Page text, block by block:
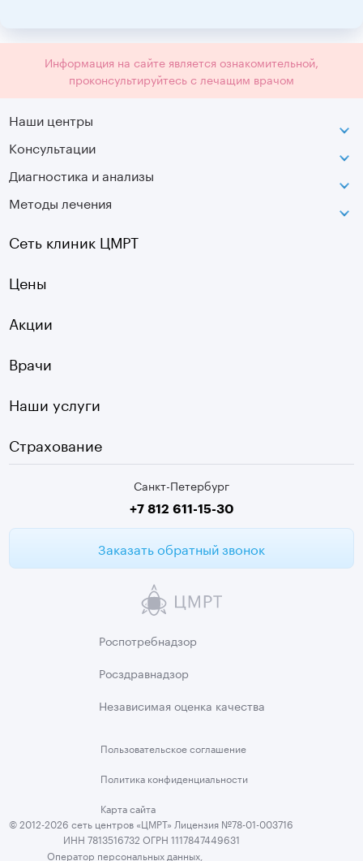
Информация на сайте является ознакомительной,
проконсультируйтесь с лечащим врачом
Наши центры
Петроградская
Лаборатория движения
Московская
Озерки
Садовая
Старая Деревня
Девяткино
г. Колпино
Консультации
Диагностика и анализы
МРТ
Оптическая топография
УЗДГ
Чек-ап
ЭКГ
Медицинские анализы
Методы лечения
Санкт-Петербург
+7 812 611-15-30
Заказать обратный звонок
Сеть клиник ЦМРТ
Цены
Акции
Врачи
Наши услуги
Страхование
Пользовательскоесоглашение
Политика конфиденциальности
Карта сайта
Роспотребнадзор
Росздравнадзор
Независимая оценка качества
© 2012-2026 сеть центров «ЦМРТ» Лицензия №78-01-003716
ИНН 7813516732 ОГРН 1117847449631
Оператор персональных данных,